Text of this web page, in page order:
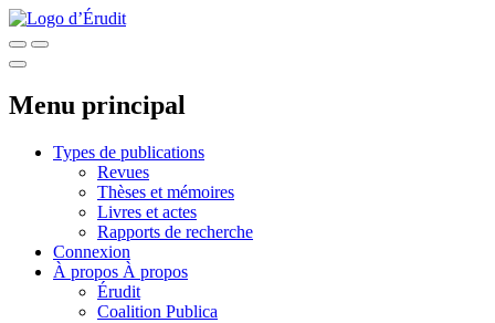
Menu principal
Types de publications
Revues
Thèses et mémoires
Livres et actes
Rapports de recherche
Connexion
À propos À propos
Érudit
Coalition Publica